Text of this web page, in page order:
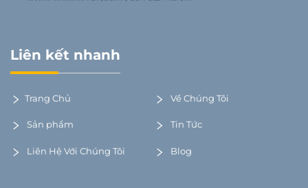
Liên kết nhanh
Trang Chủ Về Chúng Tôi
Sản phẩm Tin Tức
Liên Hệ Với Chúng Tôi Blog